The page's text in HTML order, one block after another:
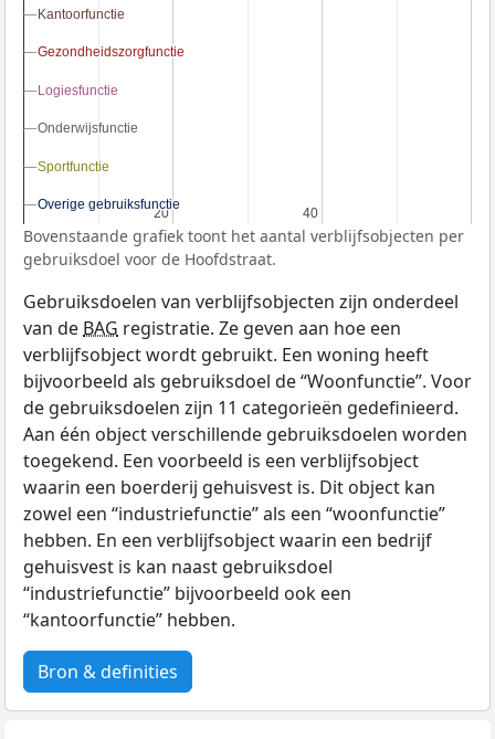
20
20 40
40
Kantoorfunctie
Kantoorfunctie
Gezondheidszorgfunctie
Gezondheidszorgfunctie
Logiesfunctie
Logiesfunctie
Onderwijsfunctie
Onderwijsfunctie
Sportfunctie
Sportfunctie
Overige gebruiksfunctie
Overige gebruiksfunctie
Bovenstaande grafiek toont het aantal verblijfsobjecten per
gebruiksdoel voor de Hoofdstraat.
Gebruiksdoelen van verblijfsobjecten zijn onderdeel
van de BAG registratie. Ze geven aan hoe een
verblijfsobject wordt gebruikt. Een woning heeft
bijvoorbeeld als gebruiksdoel de “Woonfunctie”. Voor
de gebruiksdoelen zijn 11 categorieën gedefinieerd.
Aan één object verschillende gebruiksdoelen worden
toegekend. Een voorbeeld is een verblijfsobject
waarin een boerderij gehuisvest is. Dit object kan
zowel een “industriefunctie” als een “woonfunctie”
hebben. En een verblijfsobject waarin een bedrijf
gehuisvest is kan naast gebruiksdoel
“industriefunctie” bijvoorbeeld ook een
“kantoorfunctie” hebben.
Bron & definities